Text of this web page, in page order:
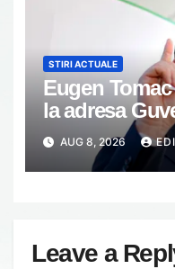
STIRI ACTUALE
Eugen
la adresa
despre
partidelor
stat
AUG 8, 2026
Leave a